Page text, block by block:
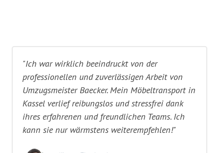
"Ich war wirklich beeindruckt von der
professionellen und zuverlässigen Arbeit von
Umzugsmeister Baecker. Mein Möbeltransport in
Kassel verlief reibungslos und stressfrei dank
ihres erfahrenen und freundlichen Teams. Ich
kann sie nur wärmstens weiterempfehlen!"